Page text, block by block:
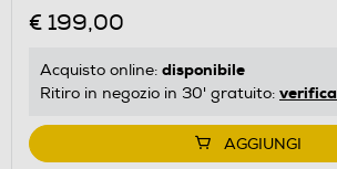
€ 199,00
Acquisto online: disponibile
Ritiro in negozio in 30' gratuito: verifica
AGGIUNGI